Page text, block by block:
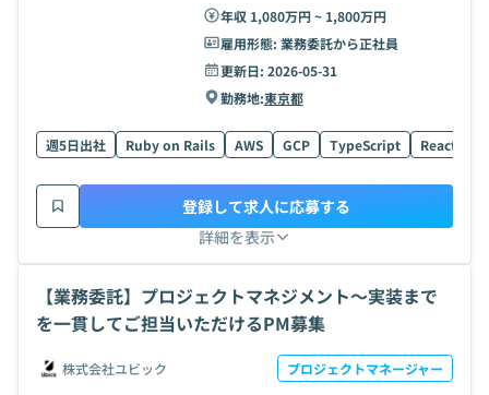
年収 1,080万円 ~ 1,800万円
雇用形態: 業務委託から正社員
更新日: 2026-05-31
勤務地:東京都
週5日出社 Ruby on Rails AWS GCP TypeScript React
詳細を表示
登録して求人に応募する
【業務委託】プロジェクトマネジメント〜実装まで
を一貫してご担当いただけるPM募集
株式会社ユビック プロジェクトマネージャー